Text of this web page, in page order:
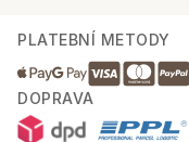
PLATEBNÍ METODY
DOPRAVA